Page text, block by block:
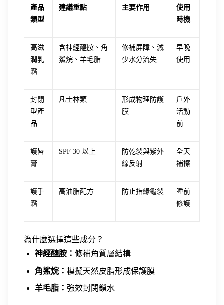
產品
類型
建議重點 主要作用
使用
時機
高滋
潤乳
霜
含神經醯胺、角
鯊烷、羊毛脂
修補屏障、減
少水分流失
早晚
使用
封閉
型產
品
凡士林類
形成物理防護
膜
戶外
活動
前
護唇
膏
SPF 30 以上
防乾裂與紫外
線反射
全天
補擦
護手
霜
高油脂配方 防止指緣龜裂
睡前
修護
為什麼選擇這些成分？
神經醯胺：修補角質層結構
角鯊烷：模擬天然皮脂形成保護膜
羊毛脂：強效封閉鎖水